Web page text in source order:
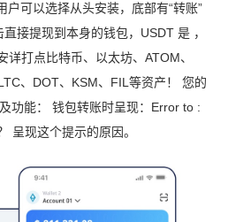
可以选择从头安装，底部有“转账”
接提现到本身的钱包，USDT 是 ，
详打点比特币、以太坊、ATOM、
、DOT、KSM、FIL等资产！ 您的
功能： 钱包转账时呈现：Error to :
呈现这个提示的原因。